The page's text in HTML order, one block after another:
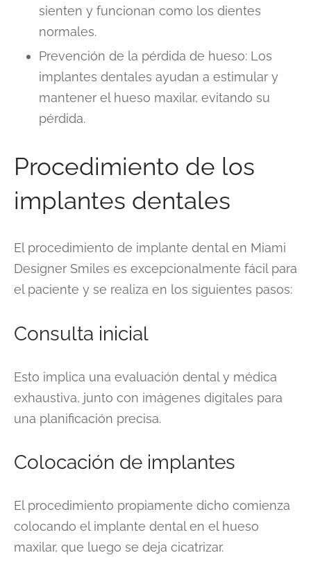
sienten y funcionan como los dientes
normales.
Prevención de la pérdida de hueso: Los
implantes dentales ayudan a estimular y
mantener el hueso maxilar, evitando su
pérdida.
Procedimiento de los
implantes dentales
El procedimiento de implante dental en Miami
Designer Smiles es excepcionalmente fácil para
el paciente y se realiza en los siguientes pasos:
Consulta inicial
Esto implica una evaluación dental y médica
exhaustiva, junto con imágenes digitales para
una planificación precisa.
Colocación de implantes
El procedimiento propiamente dicho comienza
colocando el implante dental en el hueso
maxilar, que luego se deja cicatrizar.